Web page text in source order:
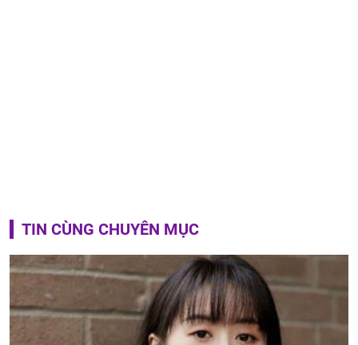
TIN CÙNG CHUYÊN MỤC